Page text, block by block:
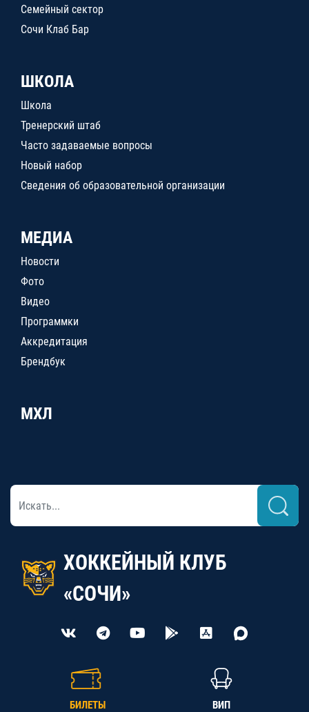
Семейный сектор
Сочи Клаб Бар
ШКОЛА
Школа
Тренерский штаб
Часто задаваемые вопросы
Новый набор
Сведения об образовательной организации
МЕДИА
Новости
Фото
Видео
Программки
Аккредитация
Брендбук
МХЛ
ХОККЕЙНЫЙ КЛУБ
«СОЧИ»
БИЛЕТЫ ВИП